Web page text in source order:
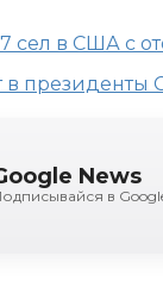
сел в США с
в президенты
News
в